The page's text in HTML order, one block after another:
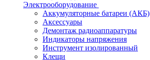
Электрооборудование
Аккумуляторные батареи (АКБ)
Аксессуары
Демонтаж радиоаппаратуры
Индикаторы напряжения
Инструмент изолированный
Клещи